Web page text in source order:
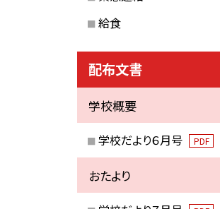
給食
配布文書
学校概要
学校だより６月号 PDF
おたより